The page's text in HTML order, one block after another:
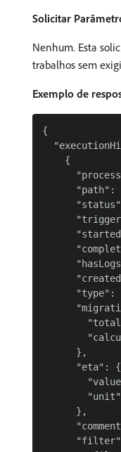
Solicitar
Nenhum. Esta
trabalhos sem
Exemplo de
{
    {
"path":
"type":
      },
      "eta": {
      },